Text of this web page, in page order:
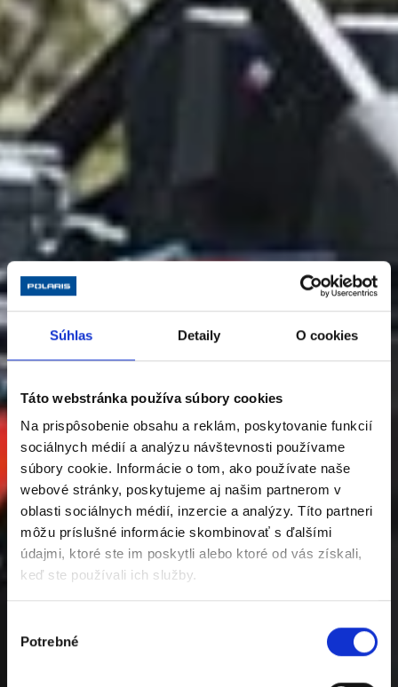
Súhlas Detaily O cookies
Táto webstránka používa súbory cookies
Na prispôsobenie obsahu a reklám, poskytovanie funkcií
sociálnych médií a analýzu návštevnosti používame
súbory cookie. Informácie o tom, ako používate naše
webové stránky, poskytujeme aj našim partnerom v
oblasti sociálnych médií, inzercie a analýzy. Títo partneri
môžu príslušné informácie skombinovať s ďalšími
údajmi, ktoré ste im poskytli alebo ktoré od vás získali,
keď ste používali ich služby.
súhlasu
Potrebné